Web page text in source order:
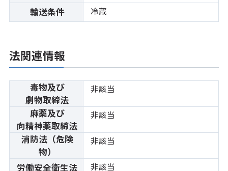
輸送条件 冷蔵
法関連情報
毒物及び
劇物取締法
非該当
麻薬及び
向精神薬取締法
非該当
消防法（危険
物）
非該当
労働安全衛生法 非該当